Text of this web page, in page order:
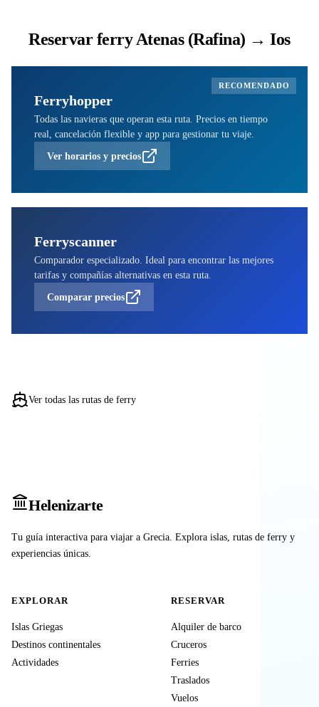
Reservar ferry Atenas (Rafina) → Ios
RECOMENDADO
Ferryhopper
Todas las navieras que operan esta ruta. Precios en tiempo
real, cancelación flexible y app para gestionar tu viaje.
Ver horarios y precios
Ferryscanner
Comparador especializado. Ideal para encontrar las mejores
tarifas y compañías alternativas en esta ruta.
Comparar precios
Ver todas las rutas de ferry
Helenizarte
Tu guía interactiva para viajar a Grecia. Explora islas, rutas de ferry y
experiencias únicas.
EXPLORAR
Islas Griegas
Destinos continentales
Actividades
RESERVAR
Alquiler de barco
Cruceros
Ferries
Traslados
Vuelos